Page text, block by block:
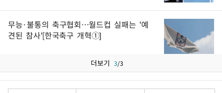
무능·불통의 축구협회…월드컵 실패는 '예
견된 참사'[한국축구 개혁①]
더보기 3/3